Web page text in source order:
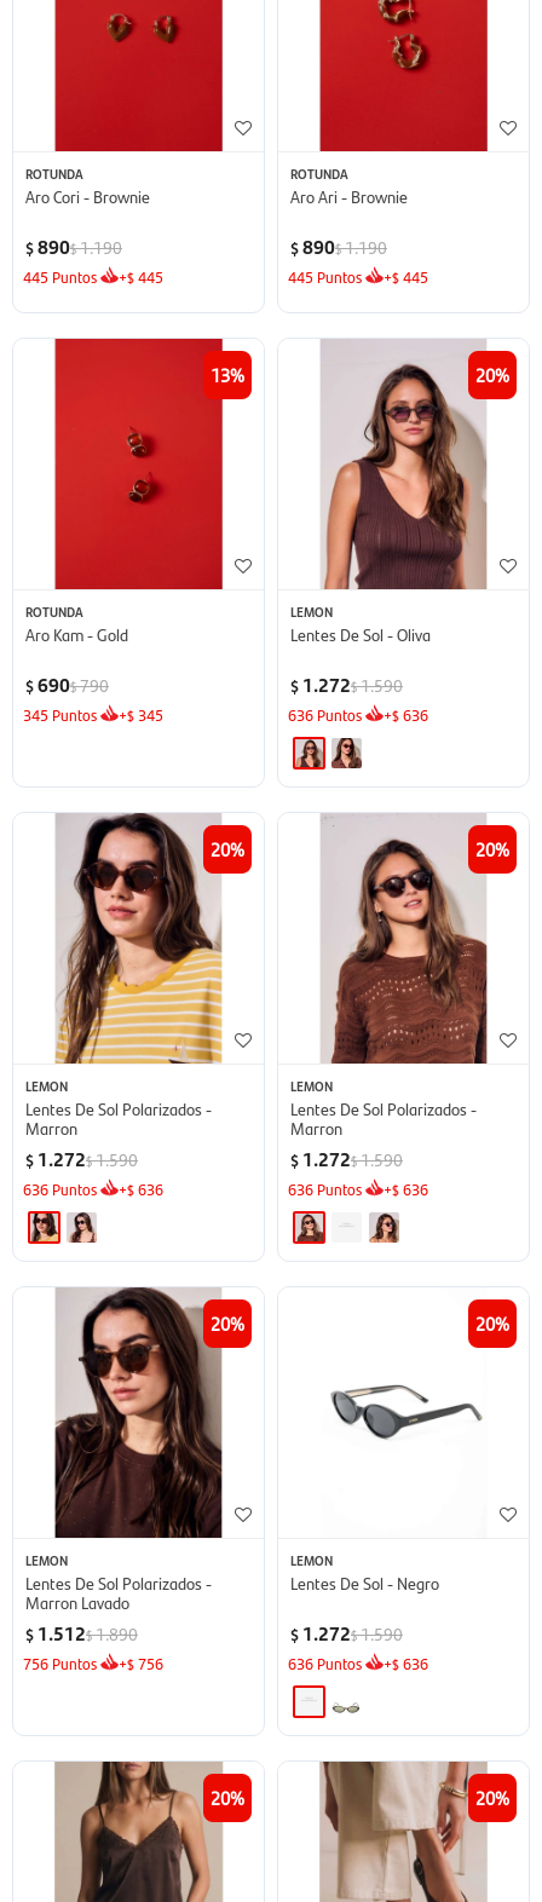
ROTUNDA
Aro Cori - Brownie
$890$1.190
445 Puntos +$445
ROTUNDA
Aro Ari - Brownie
$890$1.190
445 Puntos +$445
13
ROTUNDA
Aro Kam - Gold
$690$790
345 Puntos +$ 345
20
LEMON
Lentes De Sol - Oliva
$ 1.272$1.590
636 Puntos +$636
20
LEMON
Lentes De Sol Polarizados -
Marron
$ 1.272$1.590
636 Puntos +$636
20
LEMON
Lentes De Sol Polarizados -
Marron
$ 1.272$1.590
636 Puntos +$636
20
LEMON
Lentes De Sol Polarizados -
Marron Lavado
$ 1.512$1.890
756 Puntos +$756
20
LEMON
Lentes De Sol - Negro
$ 1.272$1.590
636 Puntos +$636
20 20